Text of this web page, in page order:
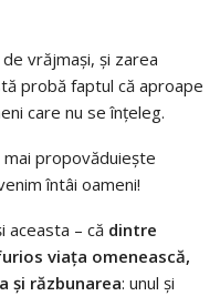
vrăjmaşi, şi zarea
probă faptul că aproape
care nu se înţeleg.
mai propovăduieşte
întâi oameni!
aceasta – că dintre
viața omenească,
şi răzbunarea: unul şi